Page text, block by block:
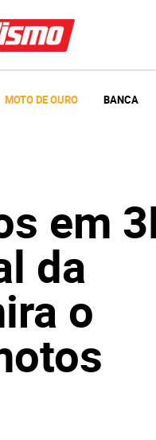
MOTO DE OURO BANCA
em
da
o